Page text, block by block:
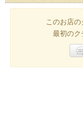
このお店の
最初のク